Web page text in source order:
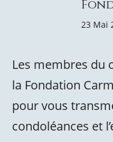
23 Mai
Les membres du
la Fondation
pour vous
condoléances et